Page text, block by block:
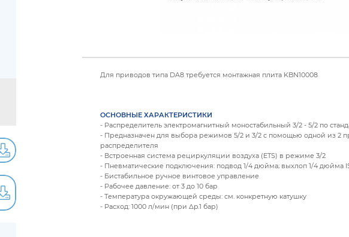
Для приводов типа DA8 требуется монтажная плита KBN10008
ОСНОВНЫЕ ХАРАКТЕРИСТИКИ
- Распределитель электромагнитный моностабильный 3/2 - 5/2 по
- Предназначен для выбора режимов 5/2 и 3/2 с помощью одной из 2
распределителя
- Встроенная система рециркуляции воздуха (ETS) в режиме 3/2
- Пневматические подключения: подвод 1/4 дюйма; выхлоп 1/4 дюйма
- Бистабильное ручное винтовое управление
- Рабочее давление: от 3 до 10 бар
- Температура окружающей среды: см. конкретную катушку
- Расход: 1000 л/мин (при Δp.1 бар)